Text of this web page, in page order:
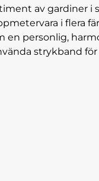
av gardiner
i flera
personlig,
strykband